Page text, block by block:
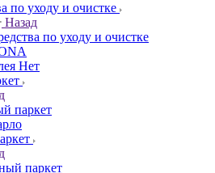
по уходу и очистке
Назад
по уходу и очистке
Нет
паркет
паркет